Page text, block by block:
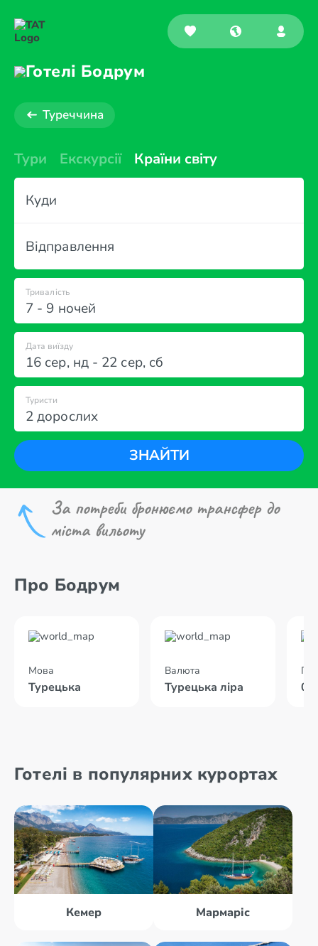
Готелі Бодрум
Туреччина
Тури Екскурсії Країни світу
Куди
Відправлення
7 - 9 ночей
Тривалість
Дата виїзду
16 сер, нд- 22 сер, сб
2 дорослих
Туристи
ЗНАЙТИ
За потреби бронюємо трансфер до
міста вильоту
Про Бодрум
Мова
Турецька
Валюта
Турецька ліра
Готелі в популярних курортах
Кемер Мармаріс